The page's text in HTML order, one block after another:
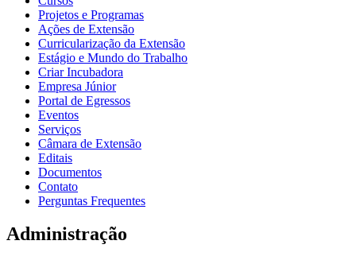
Projetos e Programas
Ações de Extensão
Curricularização da Extensão
Estágio e Mundo do Trabalho
Criar Incubadora
Empresa Júnior
Portal de Egressos
Eventos
Serviços
Câmara de Extensão
Editais
Documentos
Contato
Perguntas Frequentes
Administração